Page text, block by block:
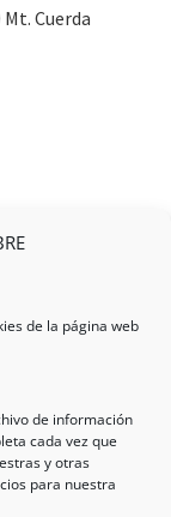
de la página web
de información
cada vez que
y otras
para nuestra
Cuerda